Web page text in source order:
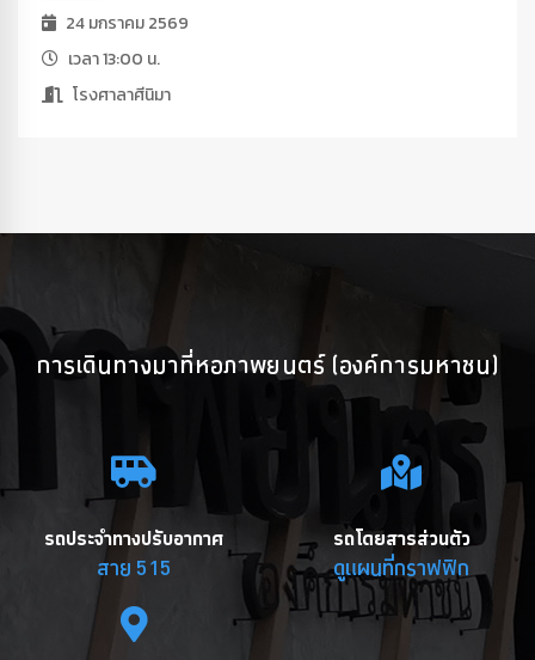
24 มกราคม 2569
เวลา 13:00 น.
โรงศาลาศีนิมา
การเดินทางมาที่หอภาพยนตร์ (องค์การมหาชน)
รถประจำทางปรับอากาศ
สาย 515
รถโดยสารส่วนตัว
ดูแผนที่กราฟฟิก